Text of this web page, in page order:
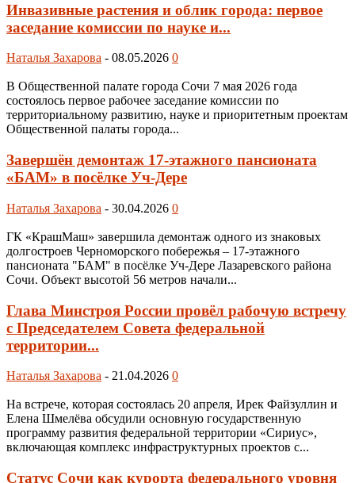
Инвазивные растения и облик города: первое
заседание комиссии по науке и...
Наталья Захарова - 08.05.2026 0
В Общественной палате города Сочи 7 мая 2026 года
состоялось первое рабочее заседание комиссии по
территориальному развитию, науке и приоритетным проектам
Общественной палаты города...
Завершён демонтаж 17-этажного пансионата
«БАМ» в посёлке Уч-Дере
Наталья Захарова - 30.04.2026 0
ГК «КрашМаш» завершила демонтаж одного из знаковых
долгостроев Черноморского побережья – 17-этажного
пансионата "БАМ" в посёлке Уч-Дере Лазаревского района
Сочи. Объект высотой 56 метров начали...
Глава Минстроя России провёл рабочую встречу
c Председателем Совета федеральной
территории...
Наталья Захарова - 21.04.2026 0
На встрече, которая состоялась 20 апреля, Ирек Файзуллин и
Елена Шмелёва обсудили основную государственную
программу развития федеральной территории «Сириус»,
включающая комплекс инфраструктурных проектов с...
Статус Сочи как курорта федерального уровня